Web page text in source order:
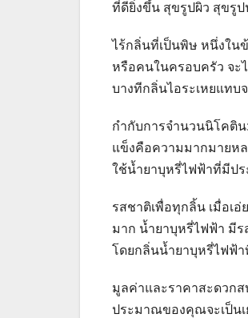
ที่ดียิ่งขึ้น สุขรูปผิว สุขรู
ไร้กลิ่นที่เป็นพิษ หนึ่งใน
หรือคนในครอบครัว จะ
บางทีกลิ่นไอระเหยแท
กำกับการจำนวนนิโคติ
แข็งคือความมากมายห
ใช้น้ำยาบุหรี่ไฟฟ้าที่มีป
รสชาติเพื่อทุกลิ้น เมื่อเ
มาก น้ำยาบุหรี่ไฟฟ้า มี
โดยกลิ่นน้ำยาบุหรี่ไฟฟ้า
มูลค่าและราคาสะดวก
ประมาณของคุณจะเป็น